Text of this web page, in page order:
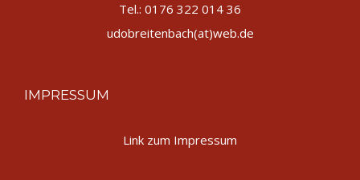
Tel.: 0176 322 014 36
udobreitenbach(at)web.de
IMPRESSUM
Link zum Impressum